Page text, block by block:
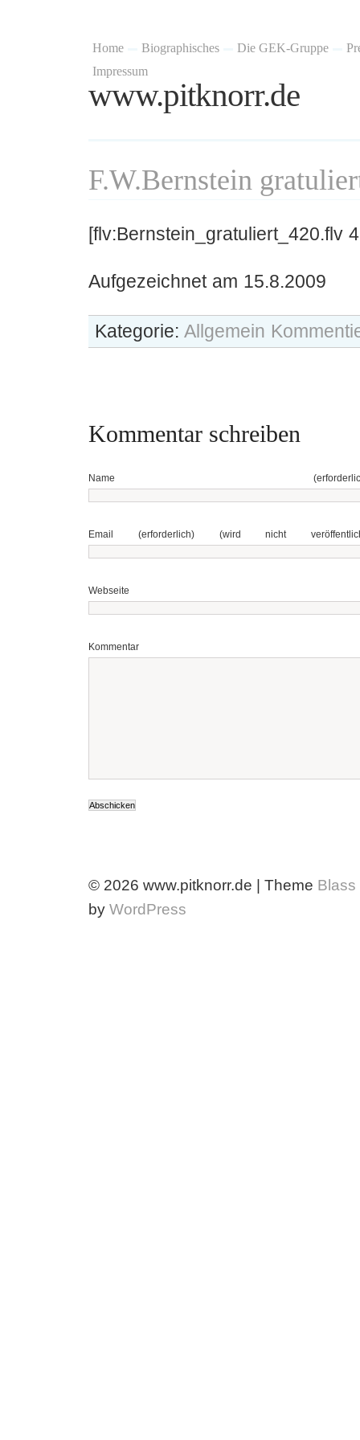
Home Biographisches Die GEK-Gruppe
Impressum
www.pitknorr.de
F.W.Bernstein
[flv:Bernstein_gratuliert_420.flv
Aufgezeichnet am 15.8.2009
Kategorie: Allgemein
Kommentar schreiben
Name
Email (erforderlich) (wird nicht
Webseite
Kommentar
© 2026 www.pitknorr.de | Theme Blass
by WordPress